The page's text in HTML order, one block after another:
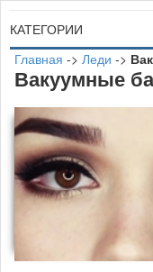
КАТЕГОРИИ
Главная -> Леди ->
Вакуумные